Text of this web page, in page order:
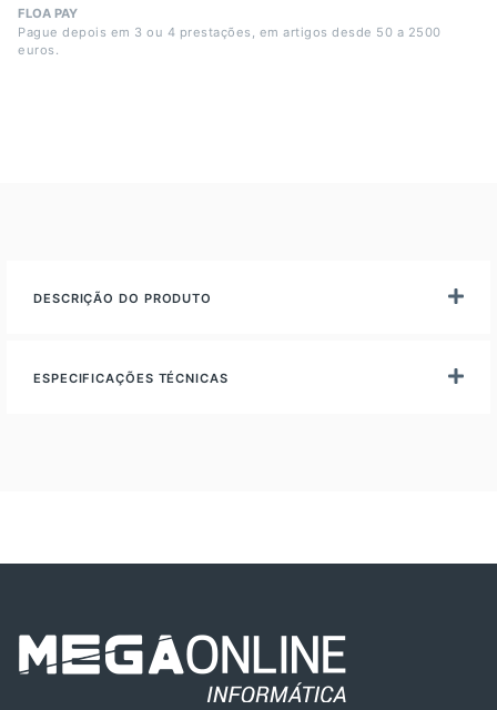
FLOA PAY
Pague depois em 3 ou 4 prestações, em artigos desde 50 a 2500
euros.
DESCRIÇÃO DO PRODUTO
ESPECIFICAÇÕES TÉCNICAS